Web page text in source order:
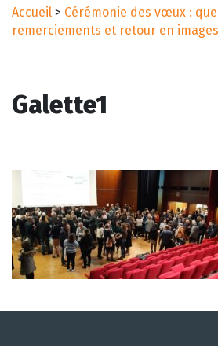
Accueil > Cérémonie des vœux :
remerciements et retour en images
Galette1